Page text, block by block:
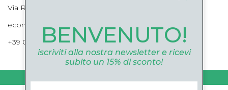
Via Roma, 52 Cuneo 12100 Cuneo
ecommerce@ceruttigroup.com
+39 0171694239BENVENUTO!
iscriviti alla nostra newsletter e ricevi
subito un 15% di sconto!